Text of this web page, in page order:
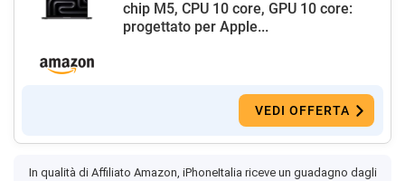
chip M5, CPU 10 core, GPU 10 core:
progettato per Apple...
VEDI OFFERTA
In qualità di Affiliato Amazon, iPhoneItalia riceve un guadagno dagli